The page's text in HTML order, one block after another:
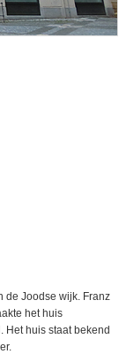
de Joodse wijk. Franz
het huis
huis staat bekend